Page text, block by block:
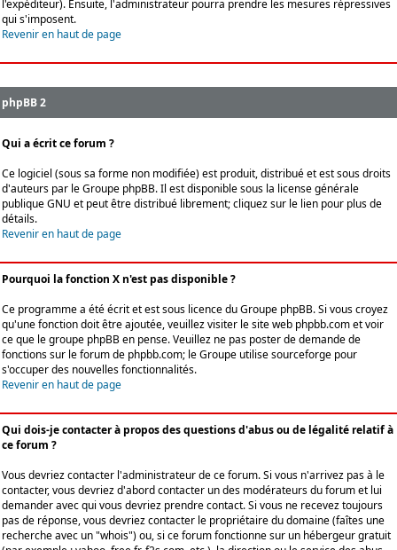
l'expéditeur). Ensuite, l'administrateur pourra prendre les mesures répressives
qui s'imposent.
Revenir en haut de page
phpBB 2
Qui a écrit ce forum ?
Ce logiciel (sous sa forme non modifiée) est produit, distribué et est sous droits
d'auteurs par leGroupe phpBB. Il est disponible sous la license générale
publique GNU et peut être distribué librement; cliquez sur le lien pour plus de
détails.
Revenir en haut de page
Pourquoi la fonction X n'est pas disponible ?
Ce programme a été écrit et est sous licence du Groupe phpBB. Si vous croyez
qu'une fonction doit être ajoutée, veuillez visiter le site web phpbb.com et voir
ce que le groupe phpBB en pense. Veuillez ne pas poster de demande de
fonctions sur le forum de phpbb.com; le Groupe utilise sourceforge pour
s'occuper des nouvelles fonctionnalités.
Revenir en haut de page
Qui dois-je contacter à propos des questions d'abus ou de légalité relatif à
ce forum ?
Vous devriez contacter l'administrateur de ce forum. Si vous n'arrivez pas à le
contacter, vous devriez d'abord contacter un des modérateurs du forum et lui
demander avec qui vous devriez prendre contact. Si vous ne recevez toujours
pas de réponse, vous devriez contacter le propriétaire du domaine (faîtes une
recherche avec un "whois") ou, si ce forum fonctionne sur un hébergeur gratuit